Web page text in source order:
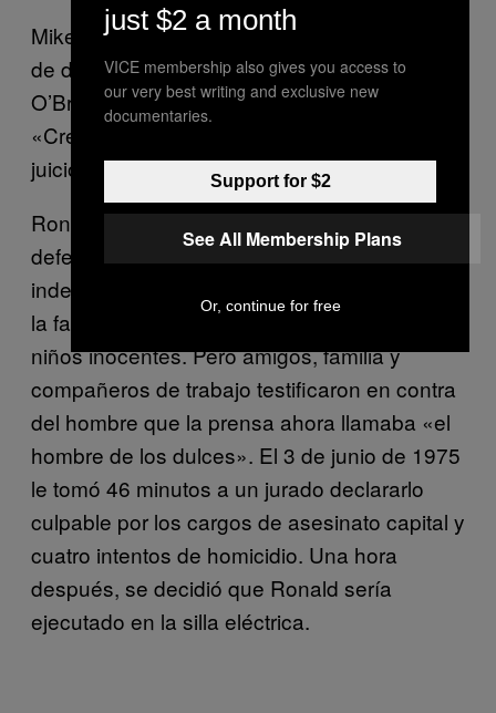
Mike recuerda el caso claramente. Después
de décadas, su memoria sigue intacta. «A
O’Bryan le encantaba la atención», dijo.
«Creo que incluso le encantó durante el
juicio».
Ronald se declaró «no culpable», y su
defensa culpó a un hombre anónimo e
indetectable: un sujeto enfermizo que usaba
la fachada de Halloween para envenenar a
niños inocentes. Pero amigos, familia y
compañeros de trabajo testificaron en contra
del hombre que la prensa ahora llamaba «el
hombre de los dulces». El 3 de junio de 1975
le tomó 46 minutos a un jurado declararlo
culpable por los cargos de asesinato capital y
cuatro intentos de homicidio. Una hora
después, se decidió que Ronald sería
ejecutado en la silla eléctrica.
just $2 a month
VICE membership also gives you access to
our very best writing and exclusive new
documentaries.
Support for $2
See All Membership Plans
Or, continue for free